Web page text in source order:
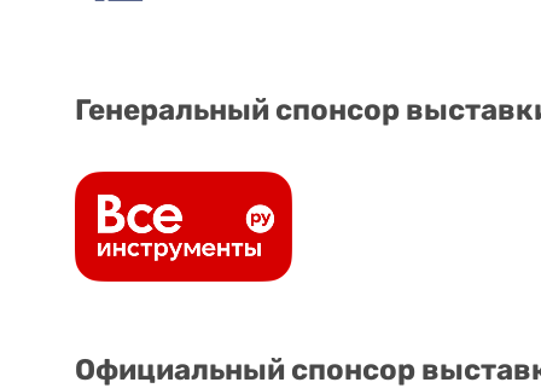
Генеральный спонсор
Официальный спонсор